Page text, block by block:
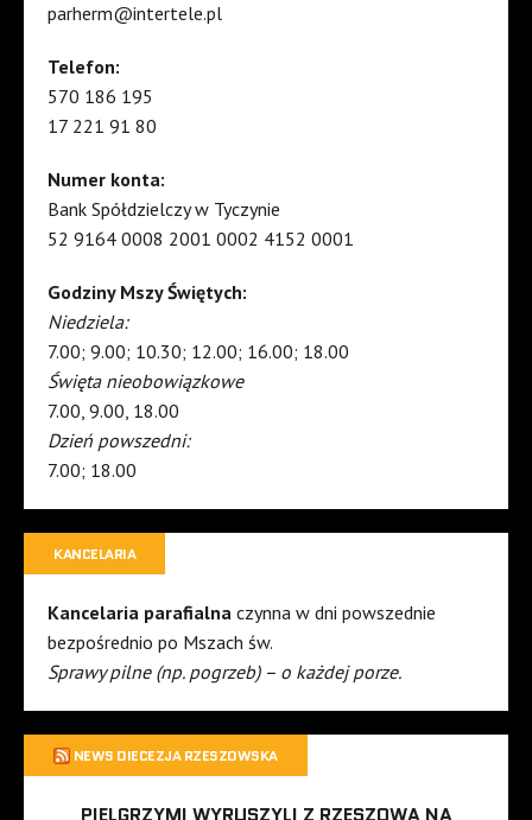
parherm@intertele.pl
Telefon:
570 186 195
17 221 91 80
Numer konta:
Bank Spółdzielczy w Tyczynie
52 9164 0008 2001 0002 4152 0001
Godziny Mszy Świętych:
Niedziela:
7.00; 9.00; 10.30; 12.00; 16.00; 18.00
Święta nieobowiązkowe
7.00, 9.00, 18.00
Dzień powszedni:
7.00; 18.00
KANCELARIA
Kancelaria parafialna czynna w dni powszednie
bezpośrednio po Mszach św.
Sprawy pilne (np. pogrzeb) – o każdej porze.
NEWS DIECEZJA RZESZOWSKA